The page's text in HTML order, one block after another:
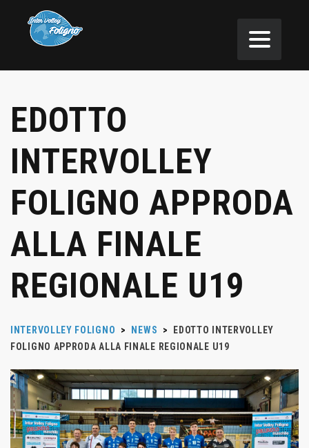
EDOTTO
INTERVOLLEY
FOLIGNO APPRODA
ALLA FINALE
REGIONALE U19
INTERVOLLEY FOLIGNO > NEWS >
EDOTTO INTERVOLLEY
FOLIGNO APPRODA ALLA FINALE REGIONALE U19